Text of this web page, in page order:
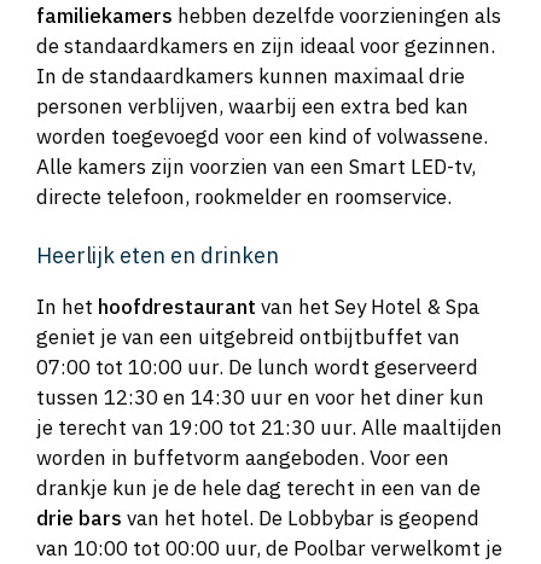
familiekamers hebben dezelfde voorzieningen als
de standaardkamers en zijn ideaal voor gezinnen.
In de standaardkamers kunnen maximaal drie
personen verblijven, waarbij een extra bed kan
worden toegevoegd voor een kind of volwassene.
Alle kamers zijn voorzien van een Smart LED-tv,
directe telefoon, rookmelder en roomservice.
Heerlijk eten en drinken
In het hoofdrestaurant van het Sey Hotel & Spa
geniet je van een uitgebreid ontbijtbuffet van
07:00 tot 10:00 uur. De lunch wordt geserveerd
tussen 12:30 en 14:30 uur en voor het diner kun
je terecht van 19:00 tot 21:30 uur. Alle maaltijden
worden in buffetvorm aangeboden. Voor een
drankje kun je de hele dag terecht in een van de
drie bars van het hotel. De Lobbybar is geopend
van 10:00 tot 00:00 uur, de Poolbar verwelkomt je